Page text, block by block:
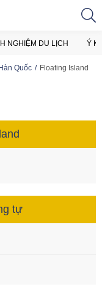
NGHIỆM DU LỊCH Ý
Hàn Quốc Floating Island
tự